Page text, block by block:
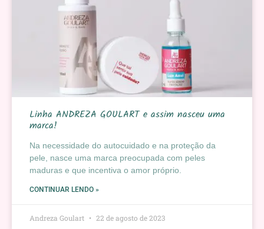
Linha ANDREZA GOULART e assim nasceu uma
marca!
Na necessidade do autocuidado e na proteção da
pele, nasce uma marca preocupada com peles
maduras e que incentiva o amor próprio.
CONTINUAR LENDO »
Andreza Goulart 22 de agosto de 2023